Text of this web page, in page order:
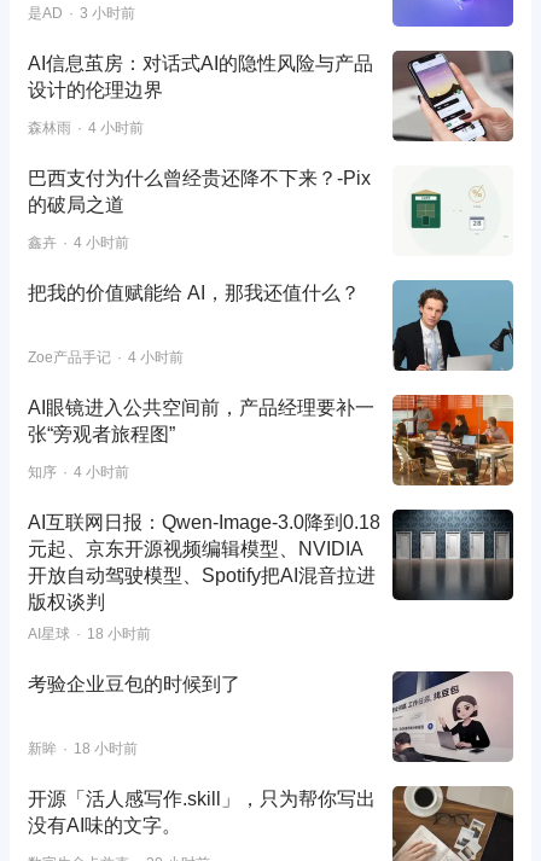
是AD 3 小时前
AI信息茧房：对话式AI的隐性风险与产品
设计的伦理边界
森林雨 4 小时前
巴西支付为什么曾经贵还降不下来？-Pix
的破局之道
鑫卉 4 小时前
把我的价值赋能给 AI，那我还值什么？
Zoe产品手记 4 小时前
AI眼镜进入公共空间前，产品经理要补一
张“旁观者旅程图”
知序 4 小时前
AI互联网日报：Qwen-Image-3.0降到0.18
元起、京东开源视频编辑模型、NVIDIA
开放自动驾驶模型、Spotify把AI混音拉进
版权谈判
AI星球 18 小时前
考验企业豆包的时候到了
新眸 18 小时前
开源「活人感写作.skill」，只为帮你写出
没有AI味的文字。